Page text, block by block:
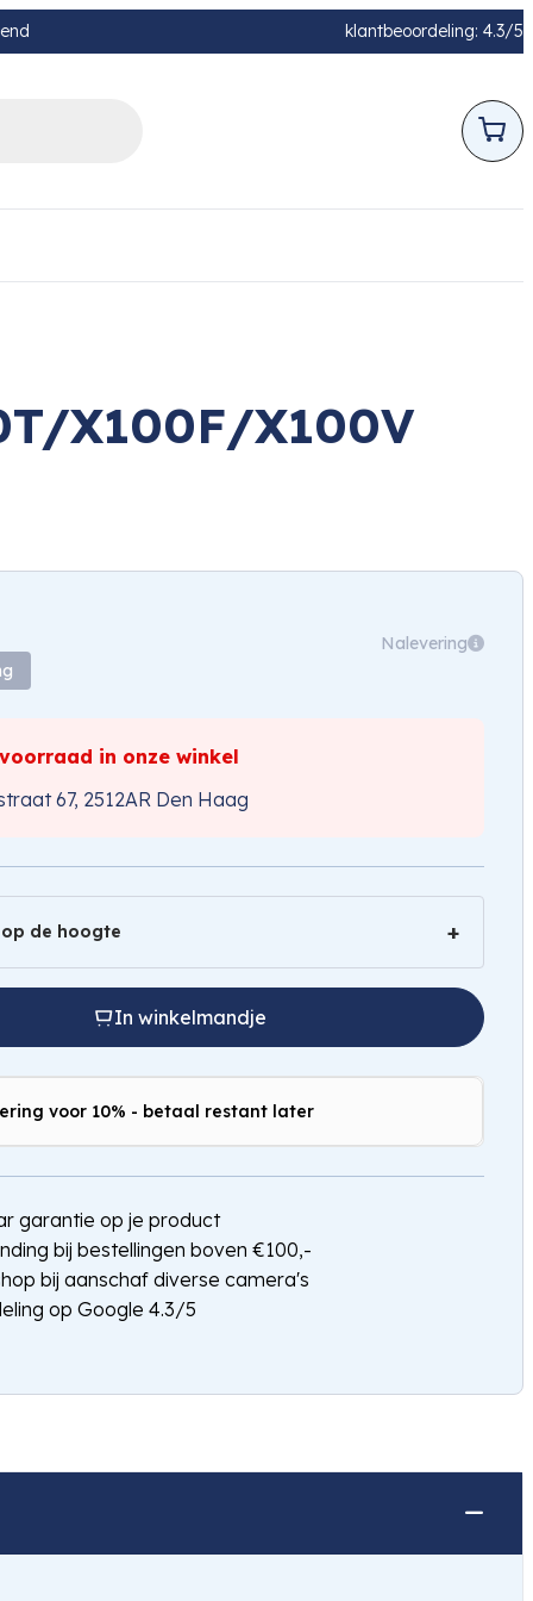
klantbeoordeling: 4.3/5
X100F/X100V
Nalevering
in onze winkel
67, 2512AR Den Haag
de hoogte
In winkelmandje
voor 10% - betaal restant later
garantie op je product
bij bestellingen boven €100,-
bij aanschaf diverse camera's
op Google 4.3/5